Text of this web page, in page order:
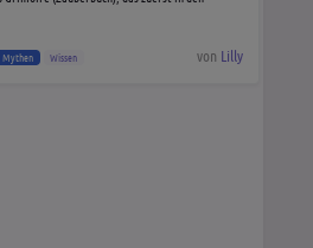
Mythen Wissen von Lilly